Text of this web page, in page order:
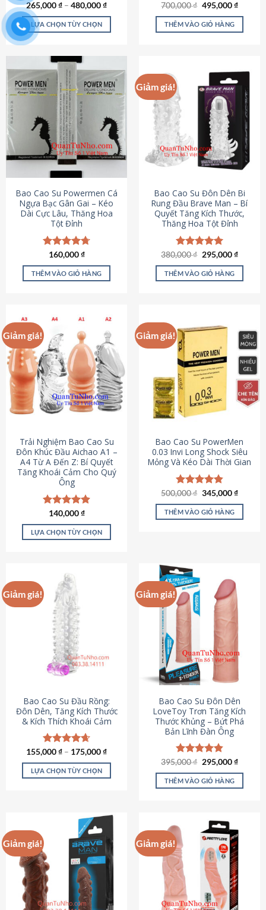
Được xếp
hạng4.87
5 sao
265,000₫ – 480,000₫
LỰA CHỌN TÙY CHỌN
này
có
nhiều
biến
thể.
Các
tùy
chọn
có
chọn
trên
trang
sản
phẩm
Được xếp
hạng4.83
5 sao
700,000₫ Giá
là:
700,000 ₫.
495,000₫Giá
tại
THÊM VÀO GIỎ HÀNG
Bao Cao Su Powermen Cá
Ngựa Bạc Gân Gai – Kéo
Dài Cực Lâu, Thăng Hoa
Tột Đỉnh
Được xếp
hạng4.73
5 sao
160,000₫
THÊM VÀO GIỎ HÀNG
Giảm giá!
Bao Cao Su Đôn Dên Bi
Rung Đầu Brave Man – Bí
Quyết Tăng Kích Thước,
Thăng Hoa Tột Đỉnh
Được xếp
hạng5.00
5 sao
380,000₫ Giá
là:
380,000 ₫.
295,000₫Giá
tại
THÊM VÀO GIỎ HÀNG
Giảm giá!
Trải Nghiệm Bao Cao Su
Đôn Khúc Đầu Aichao A1 –
A4 Từ A Đến Z: Bí Quyết
Tăng Khoái Cảm Cho Quý
Ông
Được xếp
hạng4.88
5 sao
140,000₫
LỰA CHỌN TÙY CHỌN
có
nhiều
biến
thể.
Các
tùy
chọn
có
chọn
trên
trang
sản
phẩm
Giảm giá!
Bao Cao Su PowerMen
0.03 Invi Long Shock Siêu
Mỏng Và Kéo Dài Thời Gian
Được xếp
hạng4.85
5 sao
500,000₫ Giá
là:
500,000 ₫.
345,000₫Giá
tại
THÊM VÀO GIỎ HÀNG
Giảm giá!
Bao Cao Su Đầu Rồng:
Đôn Dên, Tăng Kích Thước
& Kích Thích Khoái Cảm
Được xếp
hạng4.69
5 sao
155,000₫ – 175,000₫
LỰA CHỌN TÙY CHỌN
nhiều
biến
thể.
Các
tùy
chọn
Giảm giá!
Bao Cao Su Đôn Dên
LoveToy Trơn Tăng Kích
Thước Khủng – Bứt Phá
Bản Lĩnh Đàn Ông
Được xếp
hạng4.82
5 sao
395,000₫ Giá
là:
395,000 ₫.
295,000₫Giá
tại
THÊM VÀO GIỎ HÀNG
Giảm giá! Giảm giá!